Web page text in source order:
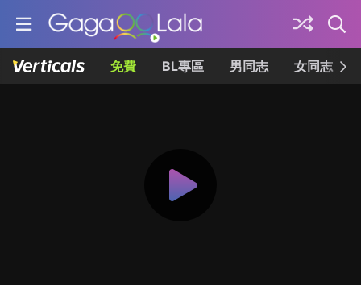
免費 BL專區 男同志 女同志